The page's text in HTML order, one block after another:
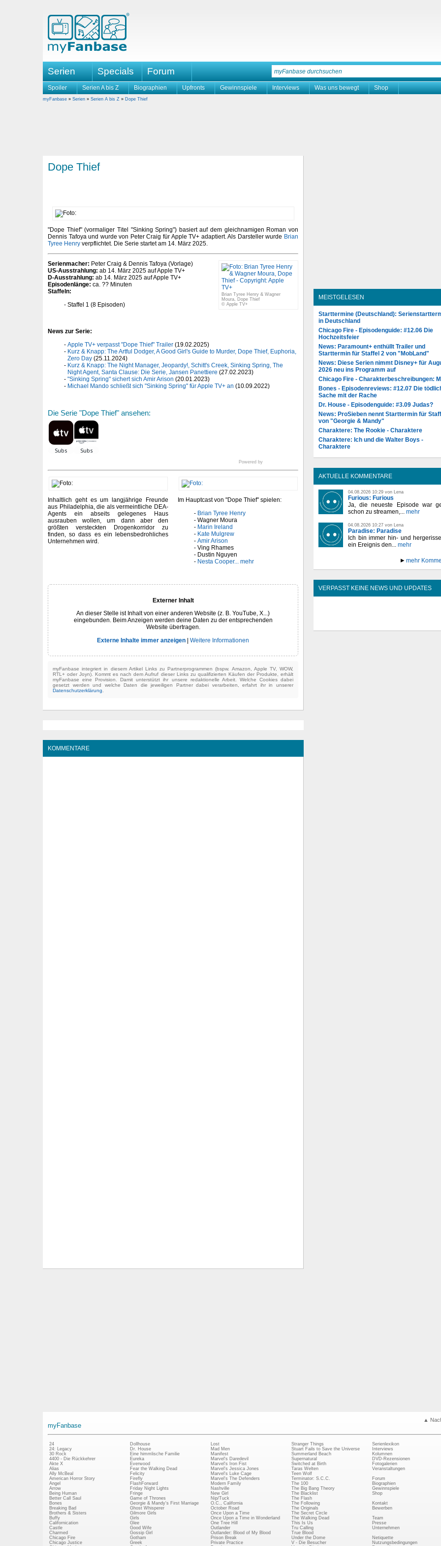
Serien Specials Forum
Spoiler Serien A bis Z Biographien Upfronts Gewinnspiele Interviews Was uns bewegt Shop
myFanbase » Serien » Serien A bis Z » Dope Thief
Dope Thief
"Dope Thief" (vormaliger Titel "Sinking Spring") basiert auf dem gleichnamigen Roman von
Dennis Tafoya und wurde von Peter Craig für Apple TV+ adaptiert. Als Darsteller wurde Brian
Tyree Henry verpflichtet. Die Serie startet am 14. März 2025.
Brian Tyree Henry & Wagner
Moura, Dope Thief
© Apple TV+
Serienmacher: Peter Craig & Dennis Tafoya (Vorlage)
US-Ausstrahlung: ab 14. März 2025 auf Apple TV+
D-Ausstrahlung: ab 14. März 2025 auf Apple TV+
Episodenlänge: ca. ?? Minuten
Staffeln:
Staffel 1 (8 Episoden)
News zur Serie:
Apple TV+ verpasst "Dope Thief" Trailer (19.02.2025)
Kurz & Knapp: The Artful Dodger, A Good Girl's Guide to Murder, Dope Thief, Euphoria,
Zero Day (25.11.2024)
Kurz & Knapp: The Night Manager, Jeopardy!, Schitt's Creek, Sinking Spring, The
Night Agent, Santa Clause: Die Serie, Jansen Panettiere (27.02.2023)
"Sinking Spring" sichert sich Amir Arison (20.01.2023)
Michael Mando schließt sich "Sinking Spring" für Apple TV+ an (10.09.2022)
Die Serie "Dope Thief" ansehen:
Powered by
Inhaltlich geht es um langjährige Freunde
aus Philadelphia, die als vermeintliche DEA-
Agents ein abseits gelegenes Haus
ausrauben wollen, um dann aber den
größten versteckten Drogenkorridor zu
finden, so dass es ein lebensbedrohliches
Unternehmen wird.
Im Hauptcast von "Dope Thief" spielen:
Brian Tyree Henry
Wagner Moura
Marin Ireland
Kate Mulgrew
Amir Arison
Ving Rhames
Dustin Nguyen
Nesta Cooper... mehr
Externer Inhalt
An dieser Stelle ist Inhalt von einer anderen Website (z. B. YouTube, X...)
eingebunden. Beim Anzeigen werden deine Daten zu der entsprechenden
Website übertragen.
Externe Inhalte immer anzeigen | Weitere Informationen
myFanbase integriert in diesem Artikel Links zu Partnerprogrammen (bspw. Amazon, Apple TV, WOW,
RTL+ oder Joyn). Kommt es nach dem Aufruf dieser Links zu qualifizierten Käufen der Produkte, erhält
myFanbase eine Provision. Damit unterstützt ihr unsere redaktionelle Arbeit. Welche Cookies dabei
gesetzt werden und welche Daten die jeweiligen Partner dabei verarbeiten, erfahrt ihr in unserer
Datenschutzerklärung.
KOMMENTARE
MEISTGELESEN
Starttermine (Deutschland):
in Deutschland
Chicago Fire - Episodenguide: #12.06 Die
Hochzeitsfeier
News: Paramount+ enthüllt Trailer und
Starttermin für Staffel 2 von "MobLand"
News: Diese Serien nimmt Disney+ für
2026 neu ins Programm auf
Chicago Fire - Charakterbeschreibungen:
Bones - Episodenreviews: #12.07 Die
Sache mit der Rache
Dr. House - Episodenguide: #3.09 Judas?
News: ProSieben nennt Starttermin für
von "Georgie & Mandy"
Charaktere: The Rookie - Charaktere
Charaktere: Ich und die Walter Boys -
Charaktere
AKTUELLE KOMMENTARE
04.08.2026 10:29 von Lena
Furious: Furious
Ja, die neueste Episode war
schon zu streamen,... mehr
04.08.2026 10:27 von Lena
Paradise: Paradise
Ich bin immer hin- und
ein Ereignis den... mehr
mehr
VERPASST KEINE NEWS UND UPDATES
▲
myFanbase
24
24: Legacy
30 Rock
4400 - Die Rückkehrer
Akte X
Alias
Ally McBeal
American Horror Story
Angel
Arrow
Being Human
Better Call Saul
Bones
Breaking Bad
Brothers & Sisters
Buffy
Californication
Castle
Charmed
Chicago Fire
Chicago Justice
Dollhouse
Dr. House
Eine himmlische Familie
Eureka
Everwood
Fear the Walking Dead
Felicity
Firefly
FlashForward
Friday Night Lights
Fringe
Game of Thrones
Georgie & Mandy's First Marriage
Ghost Whisperer
Gilmore Girls
Girls
Glee
Good Wife
Gossip Girl
Gotham
Greek
Lost
Mad Men
Manifest
Marvel's Daredevil
Marvel's Iron Fist
Marvel's Jessica Jones
Marvel's Luke Cage
Marvel's The Defenders
Modern Family
Nashville
New Girl
Nip/Tuck
O.C., California
October Road
Once Upon a Time
Once Upon a Time in Wonderland
One Tree Hill
Outlander
Outlander: Blood of My Blood
Prison Break
Private Practice
Stranger Things
Stuart Fails to Save the Universe
Summerland Beach
Supernatural
Switched at Birth
Taras Welten
Teen Wolf
Terminator: S.C.C.
The 100
The Big Bang Theory
The Blacklist
The Flash
The Following
The Originals
The Secret Circle
The Walking Dead
This Is Us
Tru Calling
True Blood
Under the Dome
V - Die Besucher
Serienlexikon
Interviews
Kolumnen
DVD-Rezensionen
Fotogalerien
Veranstaltungen
Forum
Biographien
Gewinnspiele
Shop
Kontakt
Bewerben
Team
Presse
Unternehmen
Netiquette
Nutzungsbedingungen